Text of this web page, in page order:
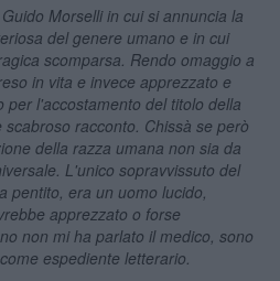
Morselli in cui si annuncia la
del genere umano e in cui
scomparsa. Rendo omaggio a
in vita e invece apprezzato e
l'accostamento del titolo della
racconto. Chissà se però
della razza umana non sia da
L'unico sopravvissuto del
pentito, era un uomo lucido,
apprezzato o forse
non mi ha parlato il medico, sono
espediente letterario.